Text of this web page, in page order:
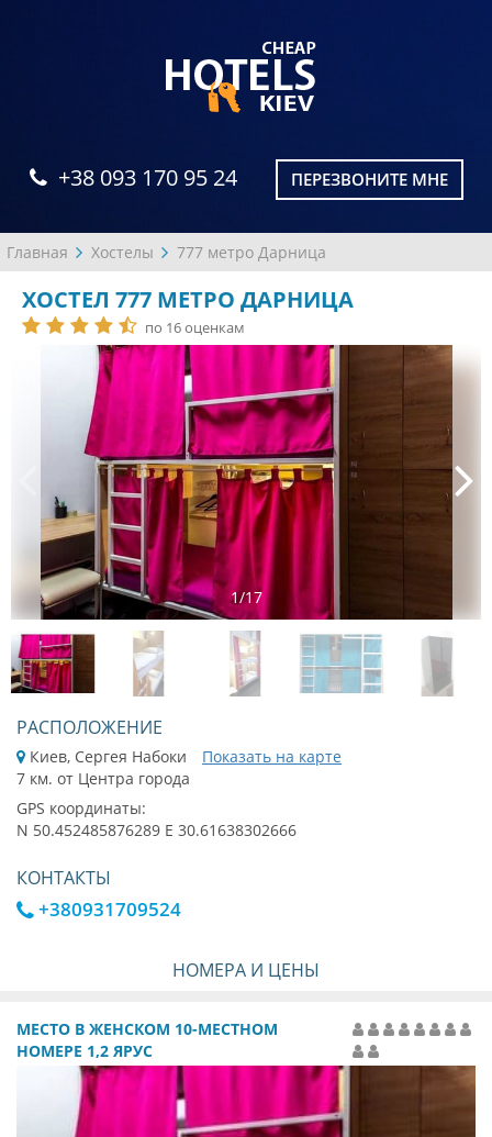
+38 093 170 95 24 ПЕРЕЗВОНИТЕ МНЕ
Главная Хостелы 777 метро Дарница
ХОСТЕЛ 777 МЕТРО ДАРНИЦА
по 16 оценкам
1/17
РАСПОЛОЖЕНИЕ
Киев, Сергея Набоки
Показать на карте
7 км. от Центра города
GPS координаты:
N 50.452485876289 E 30.61638302666
КОНТАКТЫ
+380931709524
НОМЕРА И ЦЕНЫ
МЕСТО В ЖЕНСКОМ 10-МЕСТНОМ
НОМЕРЕ 1,2 ЯРУС